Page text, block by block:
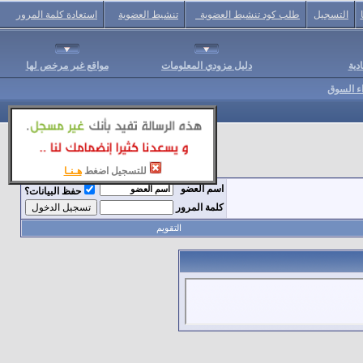
للتسجيل اضغط هـنـا
التسجيل طلب كود تنشيط العضوية تنشيط العضوية استعادة كلمة المرور
دليل مزودي المعلومات مواقع غير مرخص لها
السوق
اسم العضو
حفظ البيانات؟
كلمة المرور
التقويم